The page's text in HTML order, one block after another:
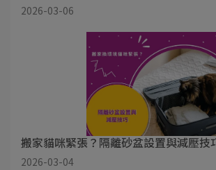
2026-03-06
搬家貓咪緊張？隔離砂盆設置與減壓技
2026-03-04